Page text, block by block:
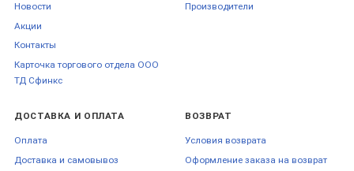
Новости
Акции
Контакты
Карточка торгового отдела ООО
ТД Сфинкс
Производители
ДОСТАВКА И ОПЛАТА
Оплата
Доставка и самовывоз
ВОЗВРАТ
Условия возврата
Оформление заказа на возврат